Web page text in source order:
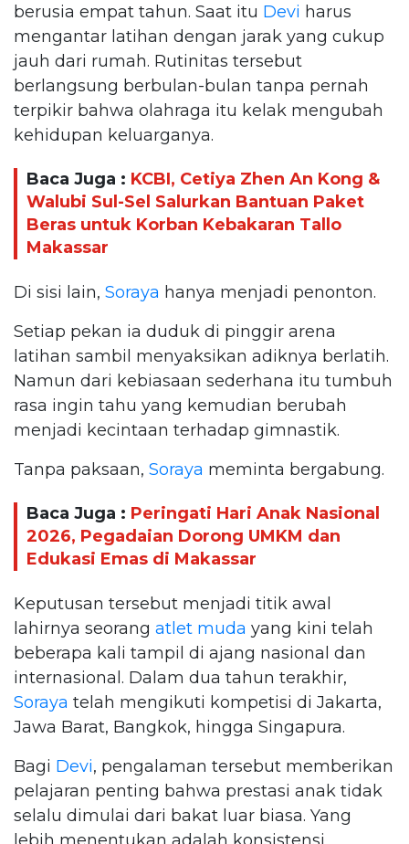
berusia empat tahun. Saat itu Devi harus
mengantar latihan dengan jarak yang cukup
jauh dari rumah. Rutinitas tersebut
berlangsung berbulan-bulan tanpa pernah
terpikir bahwa olahraga itu kelak mengubah
kehidupan keluarganya.
Baca Juga : KCBI, Cetiya Zhen An Kong &
Walubi Sul-Sel Salurkan Bantuan Paket
Beras untuk Korban Kebakaran Tallo
Makassar
Di sisi lain, Soraya hanya menjadi penonton.
Setiap pekan ia duduk di pinggir arena
latihan sambil menyaksikan adiknya berlatih.
Namun dari kebiasaan sederhana itu tumbuh
rasa ingin tahu yang kemudian berubah
menjadi kecintaan terhadap gimnastik.
Tanpa paksaan, Soraya meminta bergabung.
Baca Juga : Peringati Hari Anak Nasional
2026, Pegadaian Dorong UMKM dan
Edukasi Emas di Makassar
Keputusan tersebut menjadi titik awal
lahirnya seorang atlet muda yang kini telah
beberapa kali tampil di ajang nasional dan
internasional. Dalam dua tahun terakhir,
Soraya telah mengikuti kompetisi di Jakarta,
Jawa Barat, Bangkok, hingga Singapura.
Bagi Devi, pengalaman tersebut memberikan
pelajaran penting bahwa prestasi anak tidak
selalu dimulai dari bakat luar biasa. Yang